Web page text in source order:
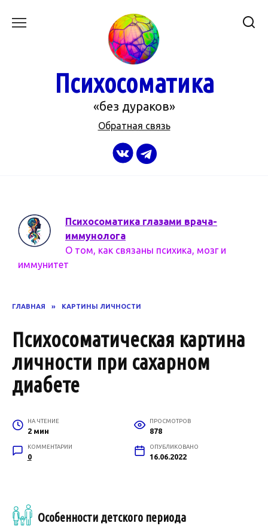
Психосоматика
«без дураков»
Обратная связь
Психосоматика глазами врача-
иммунолога
О том, как связаны психика, мозг и
иммунитет
ГЛАВНАЯ » КАРТИНЫ ЛИЧНОСТИ
Психосоматическая картина
личности при сахарном
диабете
НА ЧТЕНИЕ
2 мин
ПРОСМОТРОВ
878
КОММЕНТАРИИ
0
ОПУБЛИКОВАНО
16.06.2022
Особенности детского периода